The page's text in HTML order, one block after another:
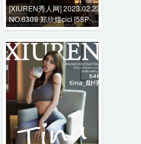
[XIUREN秀人网] 2023.02.23
NO.6309 郑欣燑cici [58P-
530MB]